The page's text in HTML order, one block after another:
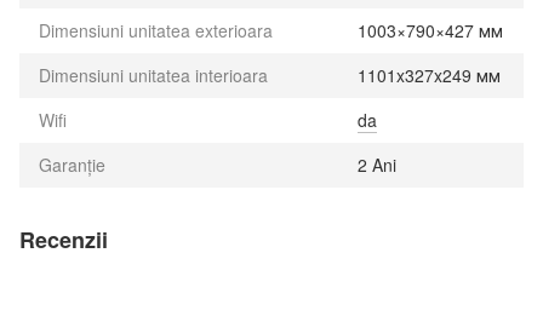
Dimensiuni unitatea exterioara
1003×790×427 мм
Dimensiuni unitatea interioara
1101x327x249 мм
Wifi
da
Garanție
2 Ani
Recenzii